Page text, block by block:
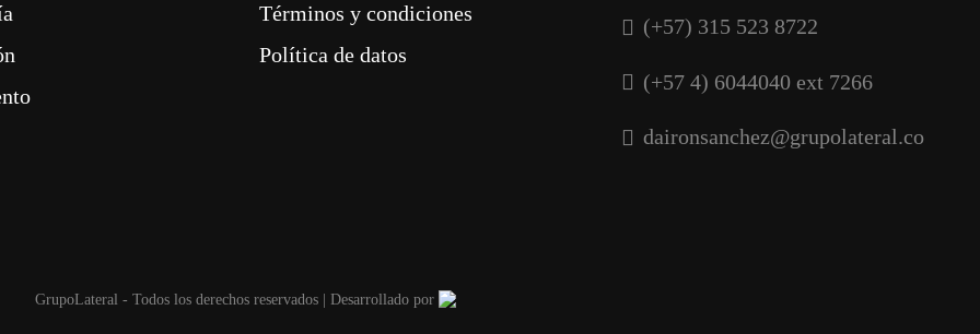
Términos y condiciones
Política de datos
(+57) 315 523 8722
(+57 4) 6044040 ext 7266
daironsanchez@grupolateral.co
GrupoLateral - Todos los derechos reservados | Desarrollado por